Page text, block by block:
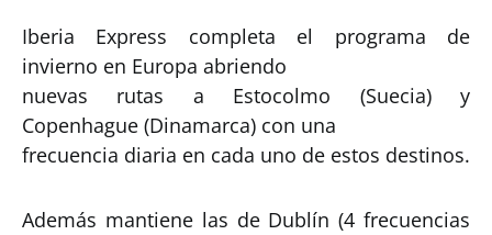
Iberia Express completa el programa de
invierno en Europa abriendo
nuevas rutas a Estocolmo (Suecia) y
Copenhague (Dinamarca) con una
frecuencia diaria en cada uno de estos destinos.
Además mantiene las de Dublín (4 frecuencias